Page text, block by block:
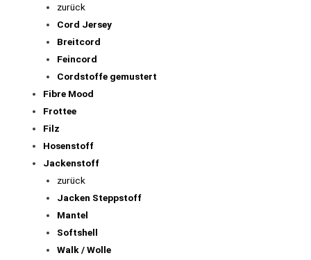
Sternchen
Bündchen
zurück
Uni
meliert
Canvas
Cordstoffe
zurück
Cord Jersey
Breitcord
Feincord
Cordstoffe gemustert
Fibre Mood
Frottee
Filz